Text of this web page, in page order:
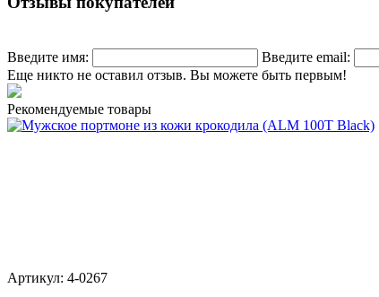
Введите имя: Введите email:
Еще никто не оставил отзыв. Вы можете быть первым!
Рекомендуемые товары
Артикул: 4-0267